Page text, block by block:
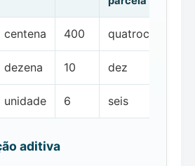
centena 400 quatrocentos
dezena 10 dez
unidade 6 seis
aditiva